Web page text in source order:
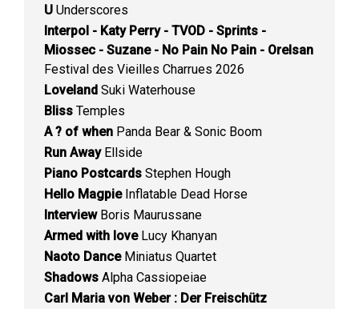
U Underscores
Interpol - Katy Perry - TVOD - Sprints -
Miossec - Suzane - No Pain No Pain - Orelsan
Festival des Vieilles Charrues 2026
Loveland Suki Waterhouse
Bliss Temples
A ? of when Panda Bear & Sonic Boom
Run AwayEllside
Piano Postcards Stephen Hough
Hello MagpieInflatable Dead Horse
InterviewBoris Maurussane
Armed with loveLucy Khanyan
Naoto DanceMiniatus Quartet
Shadows Alpha Cassiopeiae
Carl Maria von Weber : Der Freischütz